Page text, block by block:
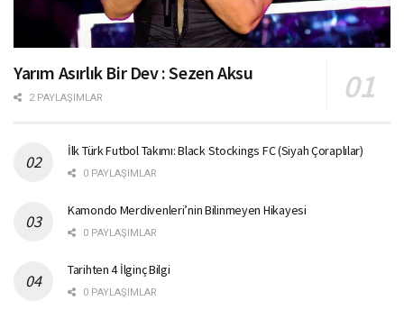
Yarım Asırlık Bir Dev : Sezen Aksu
2 PAYLAŞIMLAR
İlk Türk Futbol Takımı: Black Stockings FC (Siyah Çoraplılar)
0 PAYLAŞIMLAR
Kamondo Merdivenleri’nin Bilinmeyen Hikayesi
0 PAYLAŞIMLAR
Tarihten 4 İlginç Bilgi
0 PAYLAŞIMLAR